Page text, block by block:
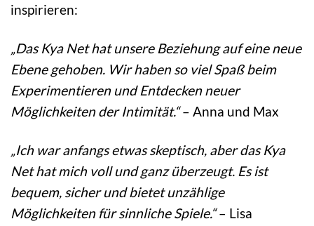
inspirieren:
„Das Kya Net hat unsere Beziehung auf eine neue
Ebene gehoben. Wir haben so viel Spaß beim
Experimentieren und Entdecken neuer
Möglichkeiten der Intimität.“– Anna und Max
„Ich war anfangs etwas skeptisch, aber das Kya
Net hat mich voll und ganz überzeugt. Es ist
bequem, sicher und bietet unzählige
Möglichkeiten für sinnliche Spiele.“– Lisa